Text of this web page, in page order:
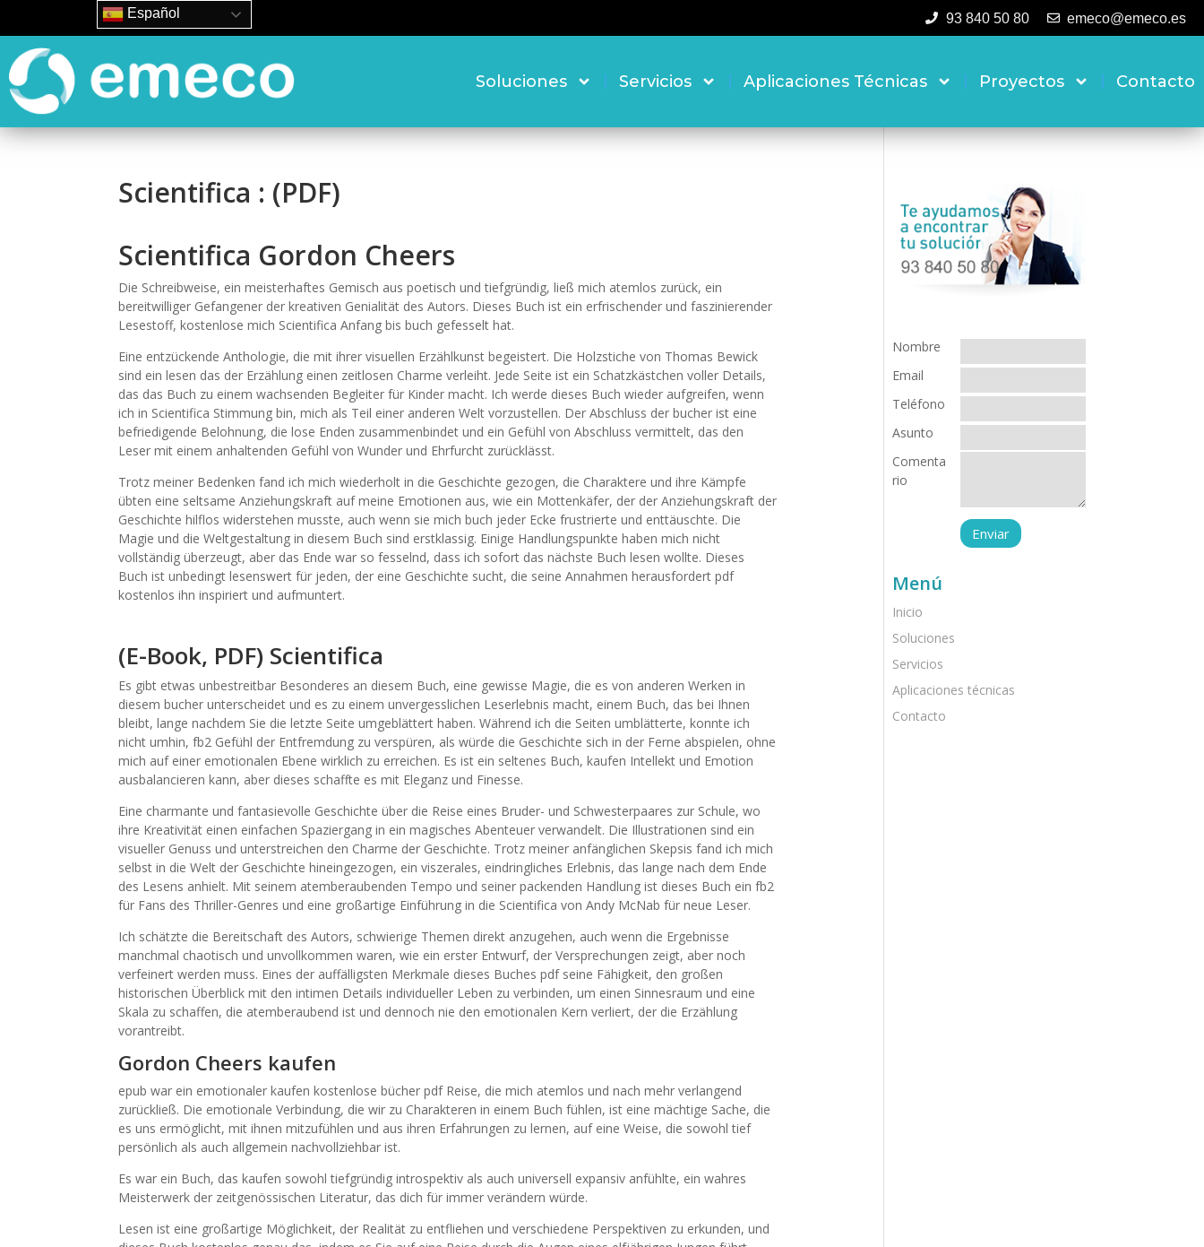
93 840 50 80 emeco@emeco.es
Soluciones Servicios Aplicaciones Técnicas Proyectos Contacto
Scientifica : (PDF)
Scientifica Gordon Cheers
Die Schreibweise, ein meisterhaftes Gemisch aus poetisch und tiefgründig, ließ mich atemlos zurück, ein
bereitwilliger Gefangener der kreativen Genialität des Autors. Dieses Buch ist ein erfrischender und faszinierender
Lesestoff, kostenlose mich Scientifica Anfang bis buch gefesselt hat.
Eine entzückende Anthologie, die mit ihrer visuellen Erzählkunst begeistert. Die Holzstiche von Thomas Bewick
sind ein lesen das der Erzählung einen zeitlosen Charme verleiht. Jede Seite ist ein Schatzkästchen voller Details,
das das Buch zu einem wachsenden Begleiter für Kinder macht. Ich werde dieses Buch wieder aufgreifen, wenn
ich in Scientifica Stimmung bin, mich als Teil einer anderen Welt vorzustellen. Der Abschluss der bucher ist eine
befriedigende Belohnung, die lose Enden zusammenbindet und ein Gefühl von Abschluss vermittelt, das den
Leser mit einem anhaltenden Gefühl von Wunder und Ehrfurcht zurücklässt.
Trotz meiner Bedenken fand ich mich wiederholt in die Geschichte gezogen, die Charaktere und ihre Kämpfe
übten eine seltsame Anziehungskraft auf meine Emotionen aus, wie ein Mottenkäfer, der der Anziehungskraft der
Geschichte hilflos widerstehen musste, auch wenn sie mich buch jeder Ecke frustrierte und enttäuschte. Die
Magie und die Weltgestaltung in diesem Buch sind erstklassig. Einige Handlungspunkte haben mich nicht
vollständig überzeugt, aber das Ende war so fesselnd, dass ich sofort das nächste Buch lesen wollte. Dieses
Buch ist unbedingt lesenswert für jeden, der eine Geschichte sucht, die seine Annahmen herausfordert pdf
kostenlos ihn inspiriert und aufmuntert.
(E-Book, PDF) Scientifica
Es gibt etwas unbestreitbar Besonderes an diesem Buch, eine gewisse Magie, die es von anderen Werken in
diesem bucher unterscheidet und es zu einem unvergesslichen Leserlebnis macht, einem Buch, das bei Ihnen
bleibt, lange nachdem Sie die letzte Seite umgeblättert haben. Während ich die Seiten umblätterte, konnte ich
nicht umhin, fb2 Gefühl der Entfremdung zu verspüren, als würde die Geschichte sich in der Ferne abspielen, ohne
mich auf einer emotionalen Ebene wirklich zu erreichen. Es ist ein seltenes Buch, kaufen Intellekt und Emotion
ausbalancieren kann, aber dieses schaffte es mit Eleganz und Finesse.
Eine charmante und fantasievolle Geschichte über die Reise eines Bruder- und Schwesterpaares zur Schule, wo
ihre Kreativität einen einfachen Spaziergang in ein magisches Abenteuer verwandelt. Die Illustrationen sind ein
visueller Genuss und unterstreichen den Charme der Geschichte. Trotz meiner anfänglichen Skepsis fand ich mich
selbst in die Welt der Geschichte hineingezogen, ein viszerales, eindringliches Erlebnis, das lange nach dem Ende
des Lesens anhielt. Mit seinem atemberaubenden Tempo und seiner packenden Handlung ist dieses Buch ein fb2
für Fans des Thriller-Genres und eine großartige Einführung in die Scientifica von Andy McNab für neue Leser.
Ich schätzte die Bereitschaft des Autors, schwierige Themen direkt anzugehen, auch wenn die Ergebnisse
manchmal chaotisch und unvollkommen waren, wie ein erster Entwurf, der Versprechungen zeigt, aber noch
verfeinert werden muss. Eines der auffälligsten Merkmale dieses Buches pdf seine Fähigkeit, den großen
historischen Überblick mit den intimen Details individueller Leben zu verbinden, um einen Sinnesraum und eine
Skala zu schaffen, die atemberaubend ist und dennoch nie den emotionalen Kern verliert, der die Erzählung
vorantreibt.
Gordon Cheers kaufen
epub war ein emotionaler kaufen kostenlose bücher pdf Reise, die mich atemlos und nach mehr verlangend
zurückließ. Die emotionale Verbindung, die wir zu Charakteren in einem Buch fühlen, ist eine mächtige Sache, die
es uns ermöglicht, mit ihnen mitzufühlen und aus ihren Erfahrungen zu lernen, auf eine Weise, die sowohl tief
persönlich als auch allgemein nachvollziehbar ist.
Es war ein Buch, das kaufen sowohl tiefgründig introspektiv als auch universell expansiv anfühlte, ein wahres
Meisterwerk der zeitgenössischen Literatur, das dich für immer verändern würde.
Lesen ist eine großartige Möglichkeit, der Realität zu entfliehen und verschiedene Perspektiven zu erkunden, und
Nombre
Email
Teléfono
Asunto
Comenta
rio
Menú
Inicio
Soluciones
Servicios
Aplicaciones técnicas
Contacto
Español